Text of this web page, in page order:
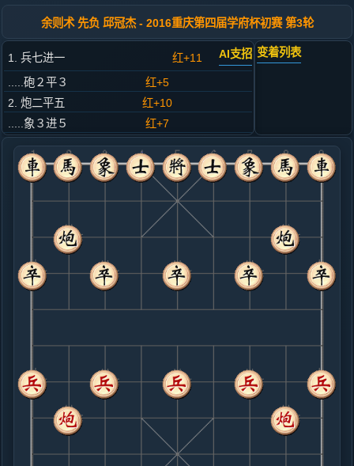
余则术 先负 邱冠杰 - 2016重庆第四届学府杯初赛 第3轮
1. 兵七进一 红+11 AI支招
.....砲２平３
红+5
2. 炮二平五
红+10
.....象３进５
红+7
3. 马二进三
红+5
.....车９进１
红+14
4. 马八进七
红+15
.....车９平４
红+72
5. 车一平二
红+84
.....马８进９
6. 炮五进四
红+193
.....士４进５
红+247
7. 炮五平一
红+24
兵五进一
8. 兵一进一
红+19
兵五进一
.....马２进４
红+29
9. 车九平八
红+17
相七进五
.....车１平２
10. 仕六进五
黑+6
车二进四
.....车２进６
黑+2
卒３进１
变着列表